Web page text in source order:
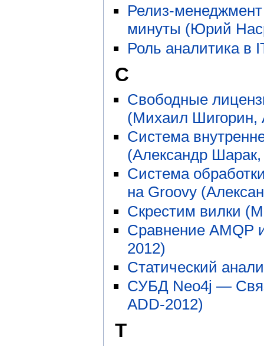
Релиз-
минуты (Юрий
Роль аналитика в
С
Свободные
(Михаил Шигорин,
Система
(Александр
Система
на Groovy
Скрестим вилки
Сравнение AMQP
2012)
Статический
СУБД Neo4j —
ADD-2012)
Т